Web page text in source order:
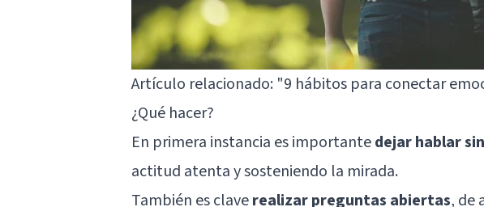
Artículo relacionado: "9 hábitos para conectar
¿Qué hacer?
En primera instancia es importantedejar hablar
actitud atenta y sosteniendo la mirada.
También es claverealizar preguntas abiertas, de